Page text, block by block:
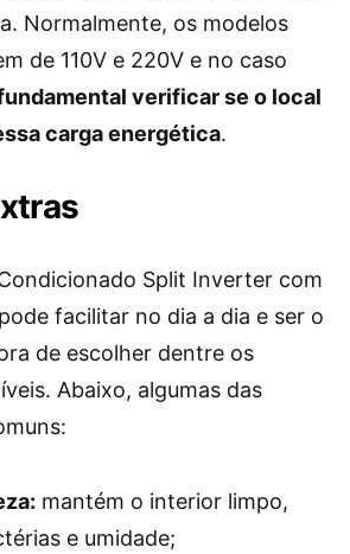
Normalmente, os modelos
de 110V e 220V e no caso
verificar se o local
carga energética.
Split Inverter com
facilitar no dia a dia e ser o
de escolher dentre os
Abaixo, algumas das
mantém o interior limpo,
e umidade;